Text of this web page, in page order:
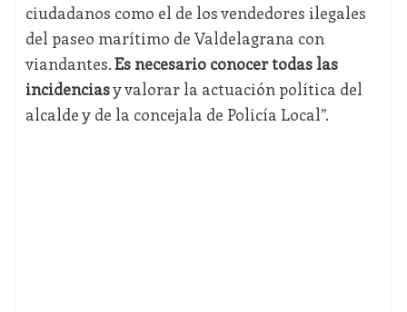
ciudadanos como el de los vendedores ilegales
del paseo marítimo de Valdelagrana con
viandantes.Es necesario conocer todas las
incidenciasy valorar la actuación política del
alcalde y de la concejala de Policía Local”.